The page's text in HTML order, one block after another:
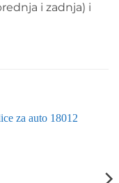
i zadnja) i